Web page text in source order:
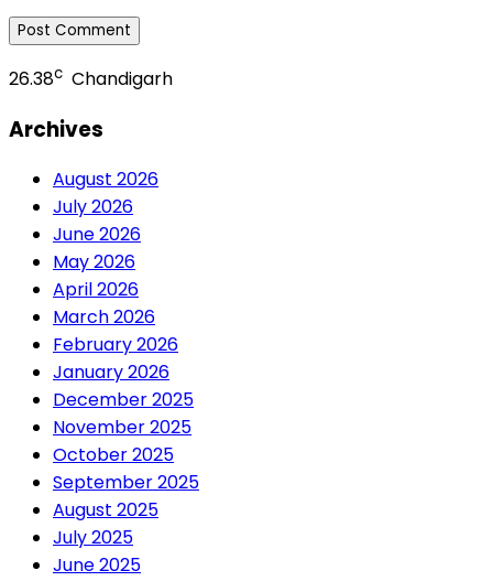
26.38c Chandigarh
Archives
August 2026
July 2026
June 2026
May 2026
April 2026
March 2026
February 2026
January 2026
December 2025
November 2025
October 2025
September 2025
August 2025
July 2025
June 2025